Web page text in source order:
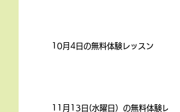
10月4日の無料体験レッスン
11月13日(水曜日）の無料体験レ